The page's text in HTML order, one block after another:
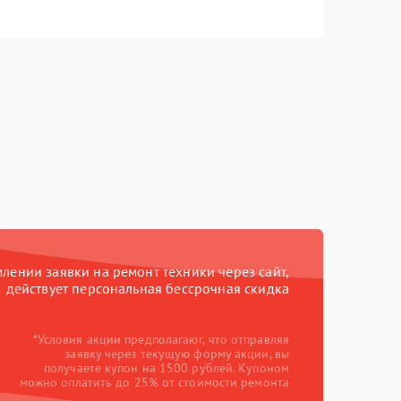
заявки на ремонт техники через сайт,
действует персональная бессрочная скидка
*Условия акции предполагают, что отправляя
заявку через текущую форму акции, вы
получаете купон на 1500 рублей. Купоном
можно оплатить до 25% от стоимости ремонта